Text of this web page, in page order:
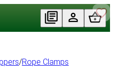
/Rope Clamps